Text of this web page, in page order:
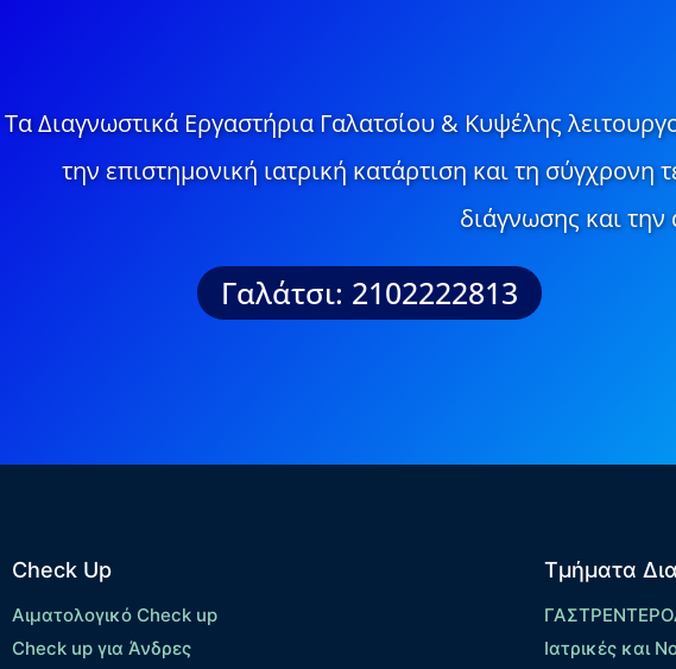
Τα Διαγνωστικά Εργαστήρια Γαλατσίου & Κυψέλης
την επιστημονική ιατρική κατάρτιση και τη σύγχρονη
διάγνωσης και την
Γαλάτσι: 2102222813
Check Up
Αιματολογικό Check up
Check up για Άνδρες
Τμήματα
Ιατρικές και